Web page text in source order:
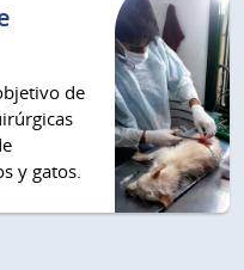
de
y gatos.